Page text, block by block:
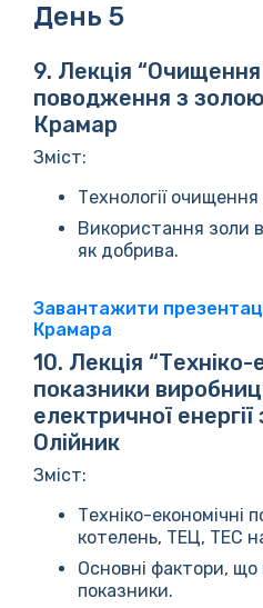
День 5
9. Лекція “Очищення
поводження з
Крамар
Зміст:
Технології
Використання золи
як добрива.
Завантажити
Крамара
10. Лекція “Техніко-
показники
електричної
Олійник
Зміст:
Техніко-економічні
котелень, ТЕЦ, ТЕС
Основні фактори, що
показники.